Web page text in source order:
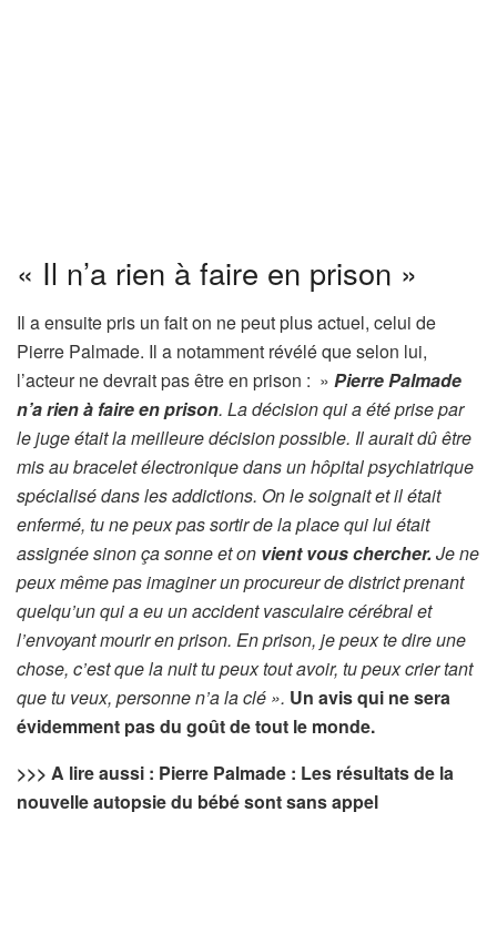
« Il n’a rien à faire en prison »
Il a ensuite pris un fait on ne peut plus actuel, celui de
Pierre Palmade. Il a notamment révélé que selon lui,
l’acteur ne devrait pas être en prison : » Pierre Palmade
n’a rien à faire en prison. La décision qui a été prise par
le juge était la meilleure décision possible. Il aurait dû être
mis au bracelet électronique dans un hôpital psychiatrique
spécialisé dans les addictions. On le soignait et il était
enfermé, tu ne peux pas sortir de la place qui lui était
assignée sinon ça sonne et on vient vous chercher. Je ne
peux même pas imaginer un procureur de district prenant
quelqu’un qui a eu un accident vasculaire cérébral et
l’envoyant mourir en prison. En prison, je peux te dire une
chose, c’est que la nuit tu peux tout avoir, tu peux crier tant
que tu veux, personne n’a la clé ». Un avis qui ne sera
évidemment pas du goût de tout le monde.
>>> A lire aussi : Pierre Palmade : Les résultats de la
nouvelle autopsie du bébé sont sans appel